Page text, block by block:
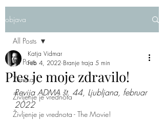
objava
All Posts
Ženska
Življenje je vrednota
Življenje je vrednota - The Movie!
All Posts
Ples je moje zdravilo!
Katja Vidmar
Feb 4, 2022 Branje traja 5 min
Revija ADMA št. 44, Ljubljana, februar
2022